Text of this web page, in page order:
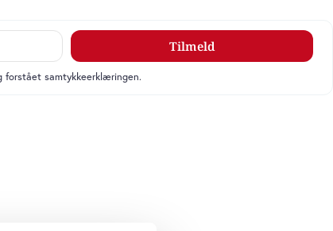
Tilmeld
samtykkeerklæringen.